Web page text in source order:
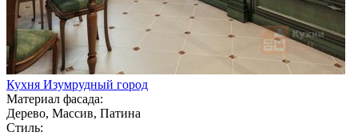
Кухня Изумрудный город
Материал фасада:
Дерево, Массив, Патина
Стиль: